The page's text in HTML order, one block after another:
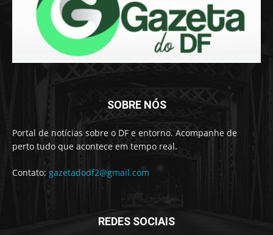
SOBRE NÓS
Portal de notícias sobre o DF e entorno. Acompanhe de
perto tudo que acontece em tempo real.
Contato: gazetadodf2@gmail.com
REDES SOCIAIS